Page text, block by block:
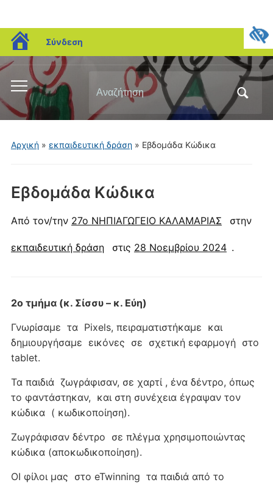
blogs.sch.gr
Σύνδεση
Εναλλαγή
του
μενού
για
Αναζήτηση
για:
Αρχική» εκπαιδευτική δράση» Εβδομάδα Κώδικα
Εβδομάδα Κώδικα
Από τον/την 27ο ΝΗΠΙΑΓΩΓΕΙΟ ΚΑΛΑΜΑΡΙΑΣ στην
εκπαιδευτική δράση στις 28 Νοεμβρίου 2024 .
2ο τμήμα (κ. Σίσσυ – κ. Εύη)
Γνωρίσαμε τα Pixels, πειραματιστήκαμε και
δημιουργήσαμε εικόνες σε σχετική εφαρμογή στο
tablet.
Τα παιδιά ζωγράφισαν, σε χαρτί , ένα δέντρο, όπως
το φαντάστηκαν, και στη συνέχεια έγραψαν τον
κώδικα ( κωδικοποίηση).
Ζωγράφισαν δέντρο σε πλέγμα χρησιμοποιώντας
κώδικα (αποκωδικοποίηση).
ΟΙ φίλοι μας στο eTwinning τα παιδιά από το